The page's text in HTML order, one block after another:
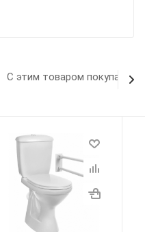
С этим товаром покупают